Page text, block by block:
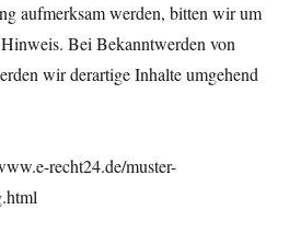
aufmerksam werden, bitten wir um
Bei Bekanntwerden von
wir derartige Inhalte umgehend
recht24.de/muster-